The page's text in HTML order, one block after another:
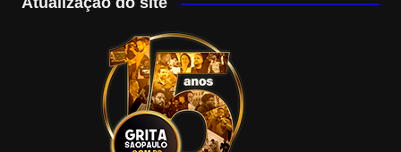
m
o
k
gl
e
M
a
er
u
b
e